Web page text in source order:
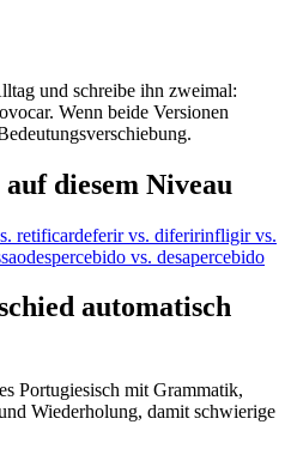
und schreibe ihn zweimal:
Wenn beide Versionen
diesem Niveau
retificardeferir vs. diferirinfligir vs.
despercebido vs. desapercebido
automatisch
Portugiesisch mit Grammatik,
Wiederholung, damit schwierige